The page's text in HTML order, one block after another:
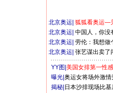
北京奥运 狐狐看奥运—
北京奥运 中国人，你没
北京奥运 劳伦：我想做
北京奥运 张艺谋出卖了
YY图| 美国女排第一性
曝光| 奥运女将场外激
揭秘| 日本沙排现场比基